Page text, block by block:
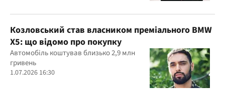
Козловський став власником преміального BMW
X5: що відомо про покупку
Автомобіль коштував близько 2,9 млн
гривень
1.07.2026 16:30